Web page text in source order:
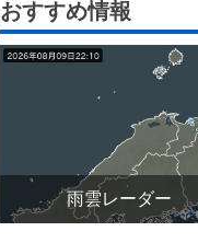
おすすめ情報
雨雲レーダー